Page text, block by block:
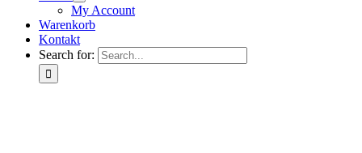
My Account
Warenkorb
Kontakt
Search for: